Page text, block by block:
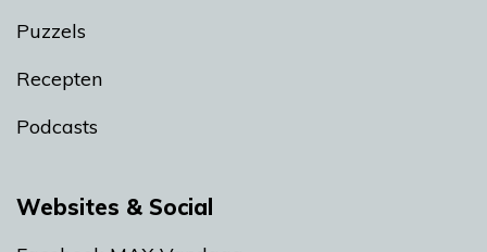
Puzzels
Recepten
Podcasts
Websites & Social